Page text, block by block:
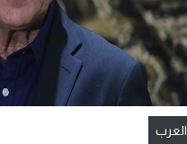
العرب